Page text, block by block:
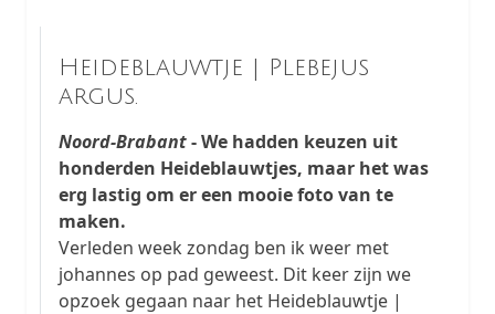
Heideblauwtje | Plebejus
argus.
Noord-Brabant- We hadden keuzen uit
honderden Heideblauwtjes, maar het was
erg lastig om er een mooie foto van te
maken.
Verleden week zondag ben ik weer met
johannes op pad geweest. Dit keer zijn we
opzoek gegaan naar het Heideblauwtje |